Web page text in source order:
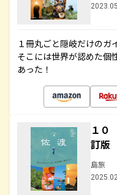
１冊丸ごと隠岐だけのガ
そこには世界が認めた個
あった！
１
訂版
島旅